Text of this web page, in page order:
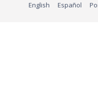
English Español